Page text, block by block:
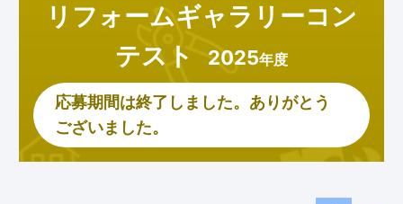
リフォームギャラリーコン
テスト
2025年度
応募期間は終了しました。ありがとう
ございました。